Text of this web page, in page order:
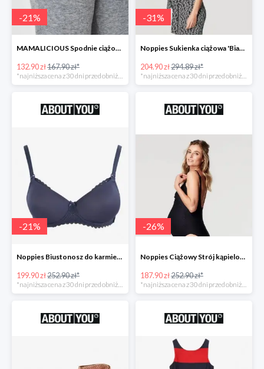
-21%
MAMALICIOUS Spodnie ciążowe -21%
132.90 zł167.90 zł*
-31%
Noppies Sukienka ciążowa 'Bianca' -31%
204.90 zł294.89 zł*
-21%
Noppies Biustonosz do karmienia 'Geo Lace' -21%
199.90 zł252.90 zł*
-26%
Noppies Ciążowy Strój kąpielowy 'Bibi' -26%
187.90 zł252.90 zł*